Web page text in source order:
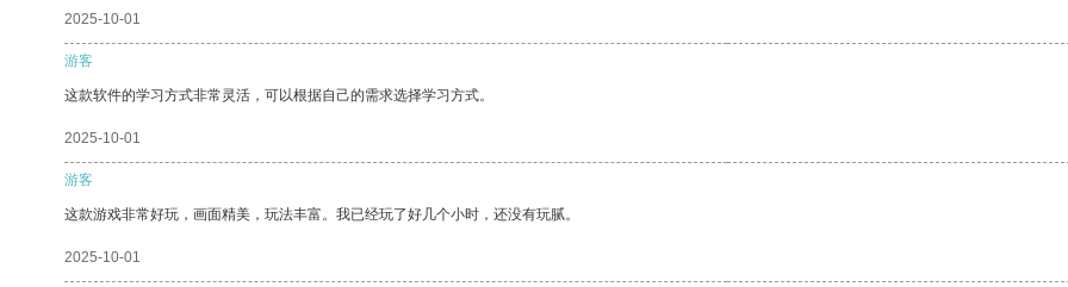
2025-10-01
游客
这款软件的学习方式非常灵活，可以根据自己的需求选择学习方式。
2025-10-01
游客
这款游戏非常好玩，画面精美，玩法丰富。我已经玩了好几个小时，还没有玩腻。
2025-10-01